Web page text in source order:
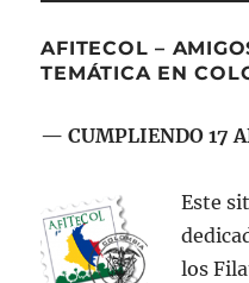
2008»
entradas
AFITECOL –
TEMÁTICA EN
— CUMPLIENDO 17
Este
los